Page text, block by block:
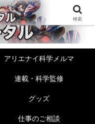
アリエナイ科学メルマ
連載・科学監修
グッズ
仕事のご相談
検索